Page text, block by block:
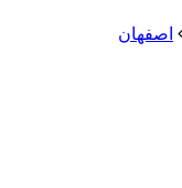
اصفهان